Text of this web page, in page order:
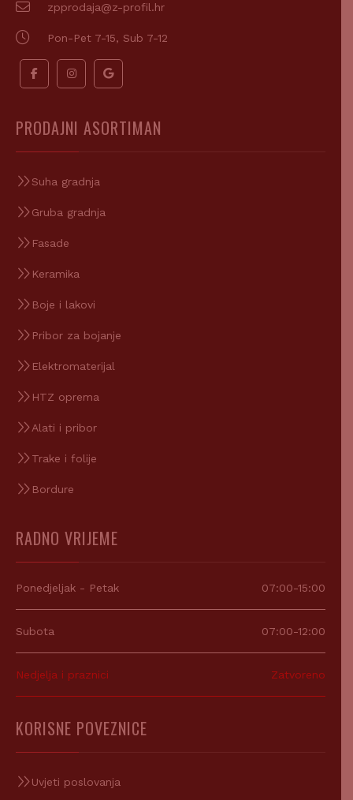
zpprodaja@z-profil.hr
Pon-Pet 7-15, Sub 7-12
PRODAJNI ASORTIMAN
Suha gradnja
Gruba gradnja
Fasade
Keramika
Boje i lakovi
Pribor za bojanje
Elektromaterijal
HTZ oprema
Alati i pribor
Trake i folije
Bordure
RADNO VRIJEME
Ponedjeljak - Petak 07:00-15:00
Subota 07:00-12:00
Nedjelja i praznici Zatvoreno
KORISNE POVEZNICE
Uvjeti poslovanja